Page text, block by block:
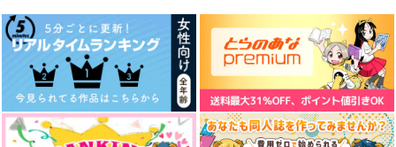
サンプル
作品詳細
サンプル
作品詳細
サンプル
作品詳細